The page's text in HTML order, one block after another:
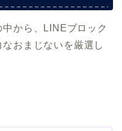
から、LINEブロック
おまじないを厳選し